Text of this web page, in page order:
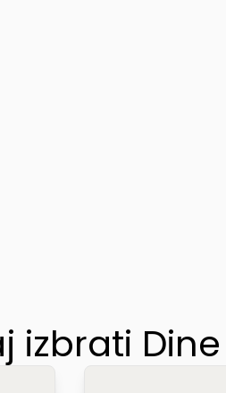
izbrati Dine